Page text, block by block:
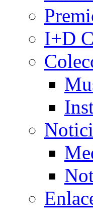
I+D